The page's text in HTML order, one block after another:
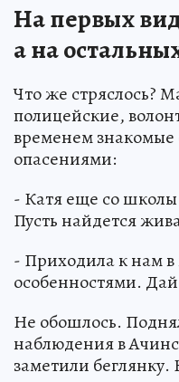
На первых
а на
Что же стряслось?
полицейские,
временем знакомые
опасениями:
- Катя еще со
Пусть найдется
- Приходила к нам в
особенностями.
Не обошлось.
наблюдения в
заметили